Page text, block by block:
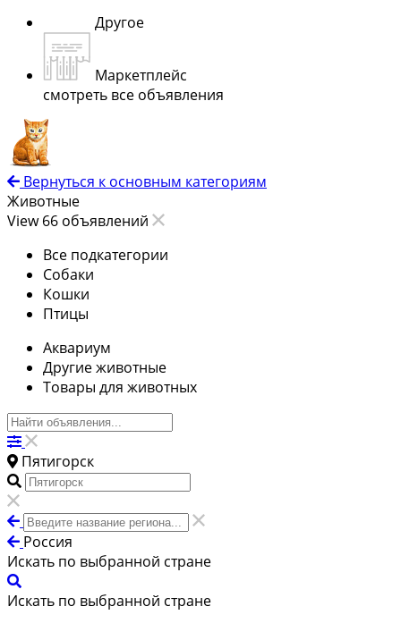
Другое
Маркетплейс
смотреть все объявления
Вернуться к основным категориям
Животные
View 66 объявлений
Все подкатегории
Собаки
Кошки
Птицы
Аквариум
Другие животные
Товары для животных
Пятигорск
Россия
Искать по выбранной стране
Искать по выбранной стране